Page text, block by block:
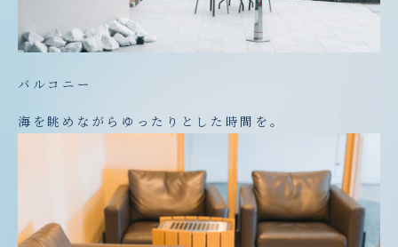
バルコニー
海を眺めながらゆったりとした時間を。